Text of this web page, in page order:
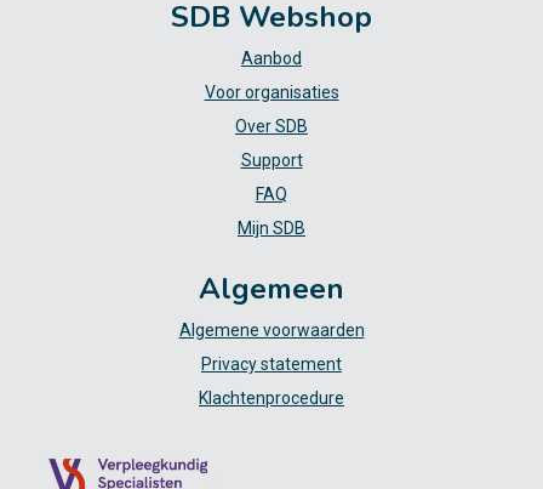
SDB Webshop
Aanbod
Voor organisaties
Over SDB
Support
FAQ
Mijn SDB
Algemeen
Algemene voorwaarden
Privacy statement
Klachtenprocedure